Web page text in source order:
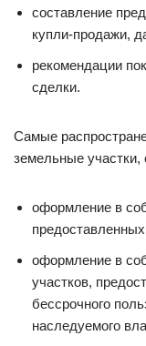
составление
купли-продажи,
рекомендации
сделки.
Самые
земельные
оформление в
оформление в
участков,
бессрочного
наследуемого